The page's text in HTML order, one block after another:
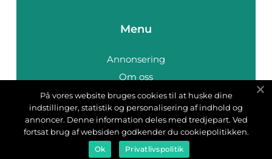
Menu
Annonsering
Om oss
Cookies
Kontakta oss
Sitemap
På vores website bruges cookies til at huske dine
indstillinger, statistik og personalisering af indhold og
annoncer. Denne information deles med tredjepart. Ved
fortsat brug af websiden godkender du cookiepolitikken.
Ok Privatlivspolitik